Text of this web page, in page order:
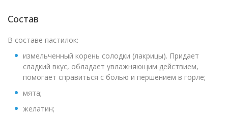
Состав
В составе пастилок:
измельченный корень солодки (лакрицы). Придает
сладкий вкус, обладает увлажняющим действием,
помогает справиться с болью и першением в горле;
мята;
желатин;